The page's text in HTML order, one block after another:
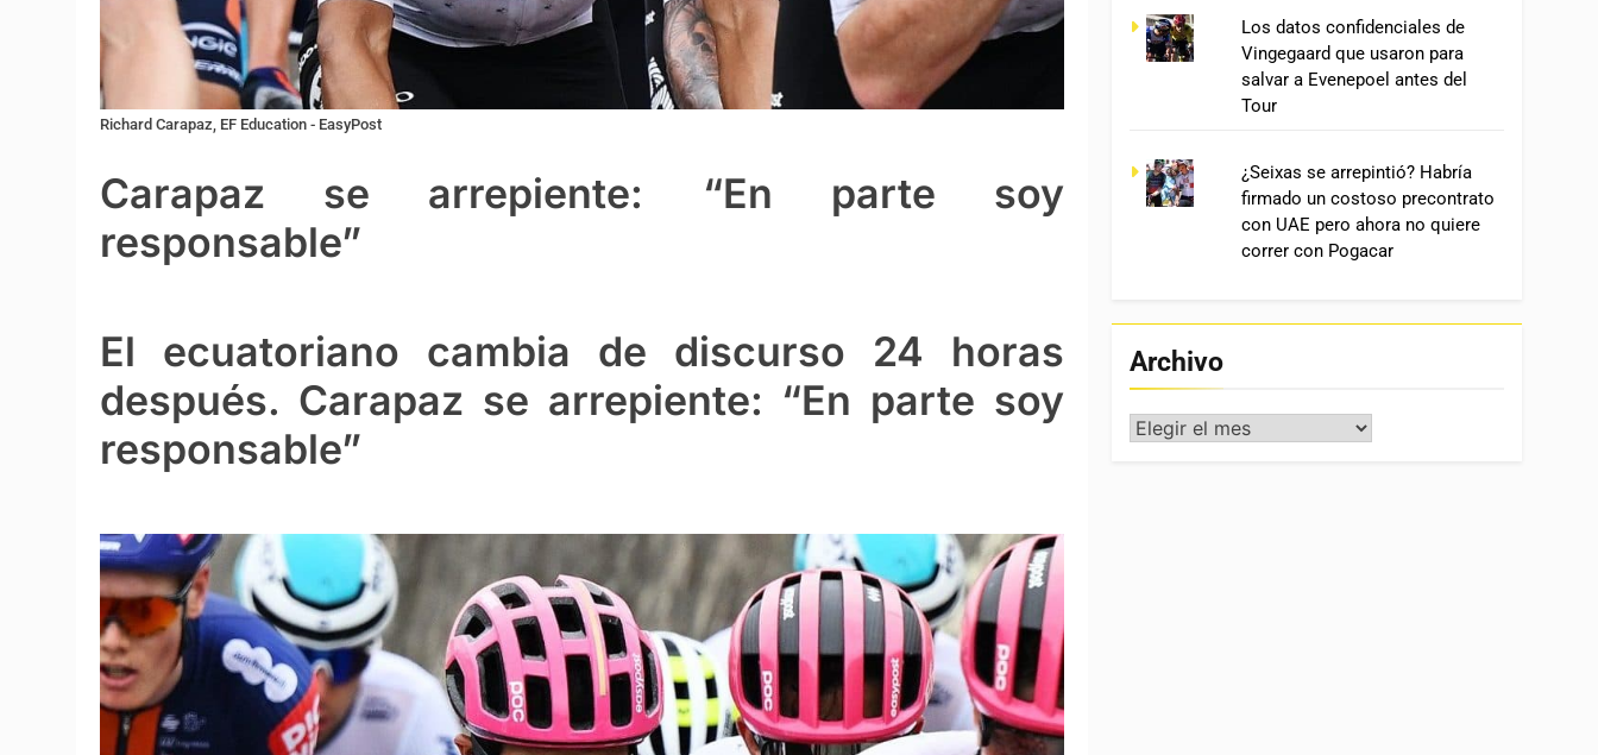
Richard Carapaz, EF Education - EasyPost
Carapaz se arrepiente: “En parte soy
responsable”
El ecuatoriano cambia de discurso 24 horas
después. Carapaz se arrepiente: “En parte soy
responsable”
Los datos confidenciales de
Vingegaard que usaron para
salvar a Evenepoel antes del
Tour
¿Seixas se arrepintió? Habría
firmado un costoso precontrato
con UAE pero ahora no quiere
correr con Pogacar
Archivo
Archivo